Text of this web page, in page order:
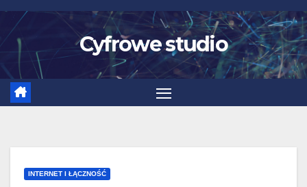
Skip
content
Cyfrowe studio
INTERNET I ŁĄCZNOŚĆ